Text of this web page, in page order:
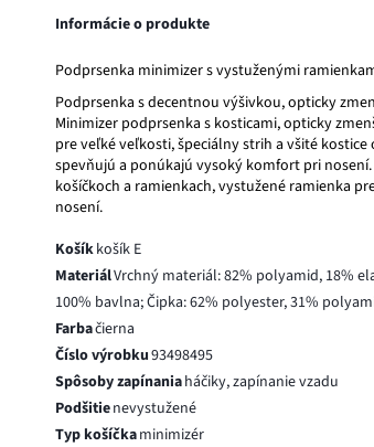
Informácie o produkte
Podprsenka minimizer s vystuženými
Podprsenka s decentnou výšivkou, opticky
Minimizer podprsenka s kosticami, opticky
pre veľké veľkosti, špeciálny strih a všité
spevňujú a ponúkajú vysoký komfort pri nosení.
košíčkoch a ramienkach, vystužené ramienka
nosení.
Košíkkošík E
MateriálVrchný materiál: 82% polyamid, 18%
100% bavlna; Čipka: 62% polyester, 31%
Farbačierna
Číslo výrobku93498495
Spôsoby zapínaniaháčiky, zapínanie vzadu
Podšitienevystužené
Typ košíčkaminimizér